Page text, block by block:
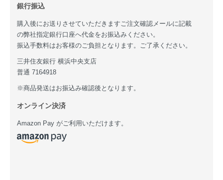
銀行振込
購入後にお送りさせていただきますご注文確認メールに記載
の弊社指定銀行口座へ代金をお振込みください。
振込手数料はお客様のご負担となります。ご了承ください。
三井住友銀行 横浜中央支店
普通 7164918
※商品発送はお振込み確認後となります。
オンライン決済
Amazon Pay がご利用いただけます。